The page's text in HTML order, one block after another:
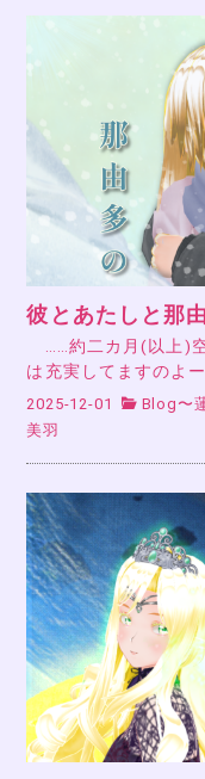
彼とあたしと那
……約二カ月(以上)
は充実してますのよ
2025-12-01 Blog〜
美羽